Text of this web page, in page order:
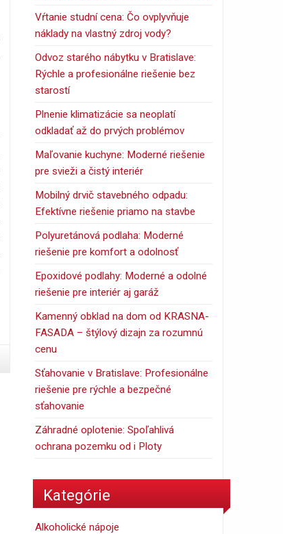
Vŕtanie studní cena: Čo ovplyvňuje
náklady na vlastný zdroj vody?
Odvoz starého nábytku v Bratislave:
Rýchle a profesionálne riešenie bez
starostí
Plnenie klimatizácie sa neoplatí
odkladať až do prvých problémov
Maľovanie kuchyne: Moderné riešenie
pre svieži a čistý interiér
Mobilný drvič stavebného odpadu:
Efektívne riešenie priamo na stavbe
Polyuretánová podlaha: Moderné
riešenie pre komfort a odolnosť
Epoxidové podlahy: Moderné a odolné
riešenie pre interiér aj garáž
Kamenný obklad na dom od KRASNA-
FASADA – štýlový dizajn za rozumnú
cenu
Sťahovanie v Bratislave: Profesionálne
riešenie pre rýchle a bezpečné
sťahovanie
Záhradné oplotenie: Spoľahlivá
ochrana pozemku od i Ploty
Kategórie
Alkoholické nápoje